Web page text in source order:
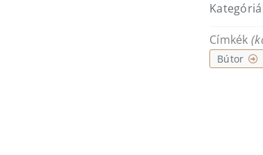
Címkék
Bútor